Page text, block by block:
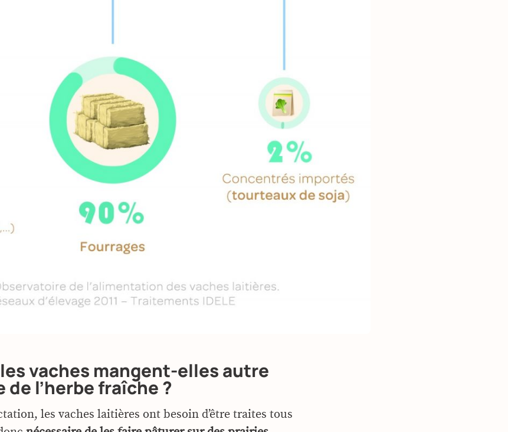
vaches mangent-elles autre
de l’herbe fraîche ?
les vaches laitières ont besoin d’être traites tous